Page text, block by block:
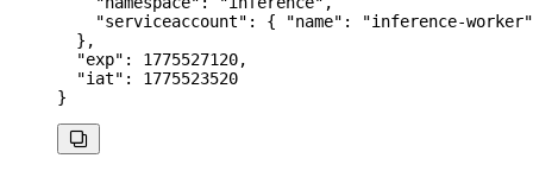
    "serviceaccount"
: { "name" :
"inference-worker"
  },
  "exp"
: 1775527120,
  "iat"
: 1775523520
}
